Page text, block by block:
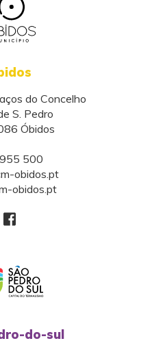
do Concelho
S. Pedro
Óbidos
500
obidos.pt
obidos.pt
do-sul